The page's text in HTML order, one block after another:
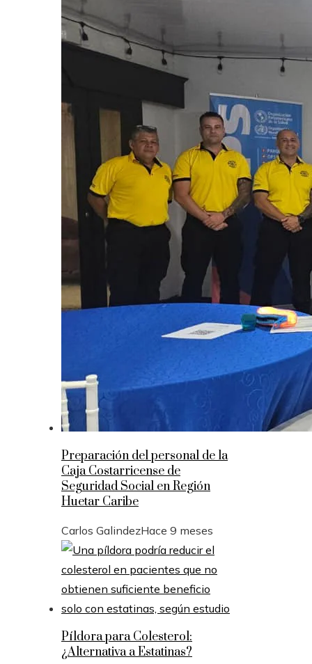
Preparación del personal de la
Caja Costarricense de
Seguridad Social en Región
Huetar Caribe
Carlos GalindezHace 9 meses
Píldora para Colesterol:
¿Alternativa a Estatinas?